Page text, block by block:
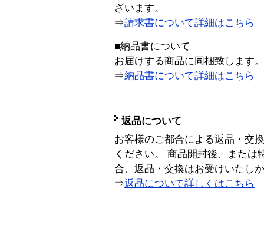
ざいます。
⇒請求書について詳細はこちら
■納品書について
お届けする商品に同梱致します。
⇒納品書について詳細はこちら
返品について
お客様のご都合による返品・交
ください。 商品開封後、または
合、返品・交換はお受けいたし
⇒返品について詳しくはこちら